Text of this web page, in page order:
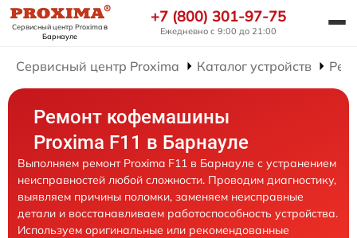
Сервисный центр Proximaв
Барнауле
+7 (800) 301-97-75
Ежедневно с 9:00 до 21:00
Сервисный центр Proxima Каталог устройств
Ремонт кофемашины
Proxima F11 в Барнауле
Выполняем ремонт Proxima F11 в Барнауле с устранением
неисправностей любой сложности. Проводим диагностику,
выявляем причины поломки, заменяем неисправные
детали и восстанавливаем работоспособность устройства.
Используем оригинальные или рекомендованные